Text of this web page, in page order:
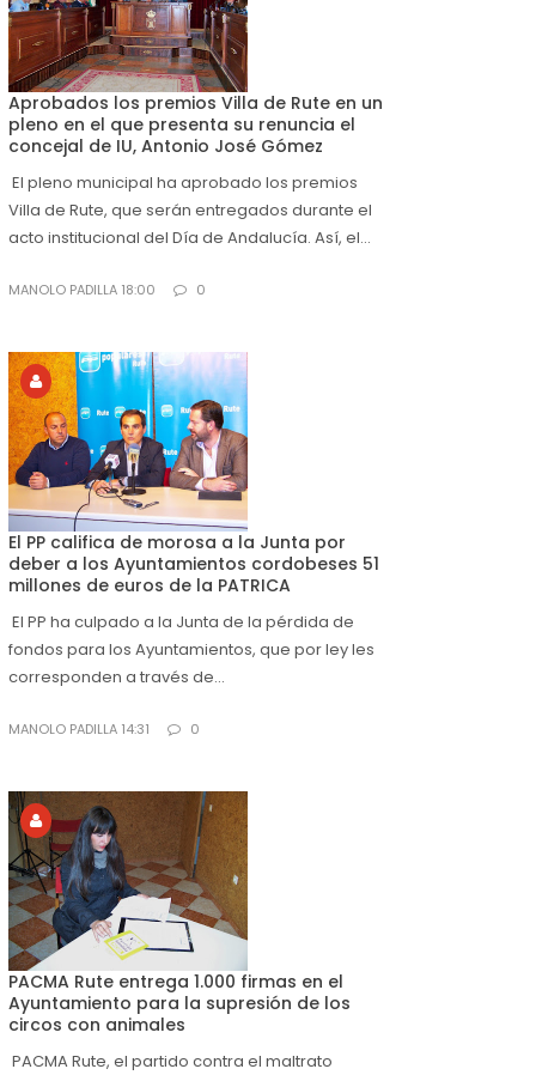
Aprobados los premios Villa de Rute en un
pleno en el que presenta su renuncia el
concejal de IU, Antonio José Gómez
El pleno municipal ha aprobado los premios
Villa de Rute, que serán entregados durante el
acto institucional del Día de Andalucía. Así, el...
MANOLO PADILLA 18:00 0
El PP califica de morosa a la Junta por
deber a los Ayuntamientos cordobeses 51
millones de euros de la PATRICA
El PP ha culpado a la Junta de la pérdida de
fondos para los Ayuntamientos, que por ley les
corresponden a través de...
MANOLO PADILLA 14:31 0
PACMA Rute entrega 1.000 firmas en el
Ayuntamiento para la supresión de los
circos con animales
PACMA Rute, el partido contra el maltrato